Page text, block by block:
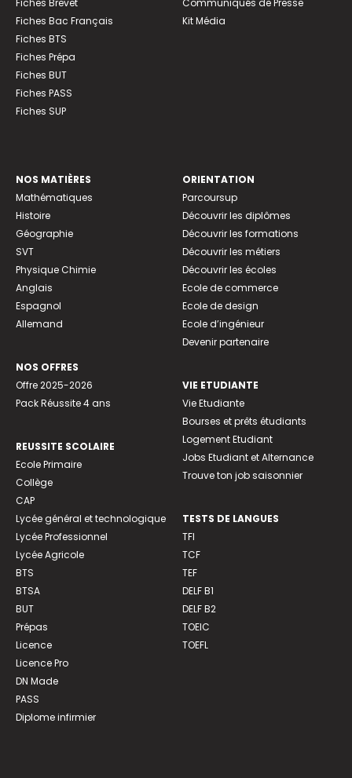
Fiches Brevet
Fiches Bac Français
Fiches BTS
Fiches Prépa
Fiches BUT
Fiches PASS
Fiches SUP
Communiqués de Presse
Kit Média
NOS MATIÈRES
Mathématiques
Histoire
Géographie
SVT
Physique Chimie
Anglais
Espagnol
Allemand
NOS OFFRES
Offre 2025-2026
Pack Réussite 4 ans
REUSSITE SCOLAIRE
Ecole Primaire
Collège
CAP
Lycée général et technologique
Lycée Professionnel
Lycée Agricole
BTS
BTSA
BUT
Prépas
Licence
Licence Pro
DN Made
PASS
Diplome infirmier
ORIENTATION
Parcoursup
Découvrir les diplômes
Découvrir les formations
Découvrir les métiers
Découvrir les écoles
Ecole de commerce
Ecole de design
Ecole d’ingénieur
Devenir partenaire
VIE ETUDIANTE
Vie Etudiante
Bourses et prêts étudiants
Logement Etudiant
Jobs Etudiant et Alternance
Trouve ton job saisonnier
TESTS DE LANGUES
TFI
TCF
TEF
DELF B1
DELF B2
TOEIC
TOEFL